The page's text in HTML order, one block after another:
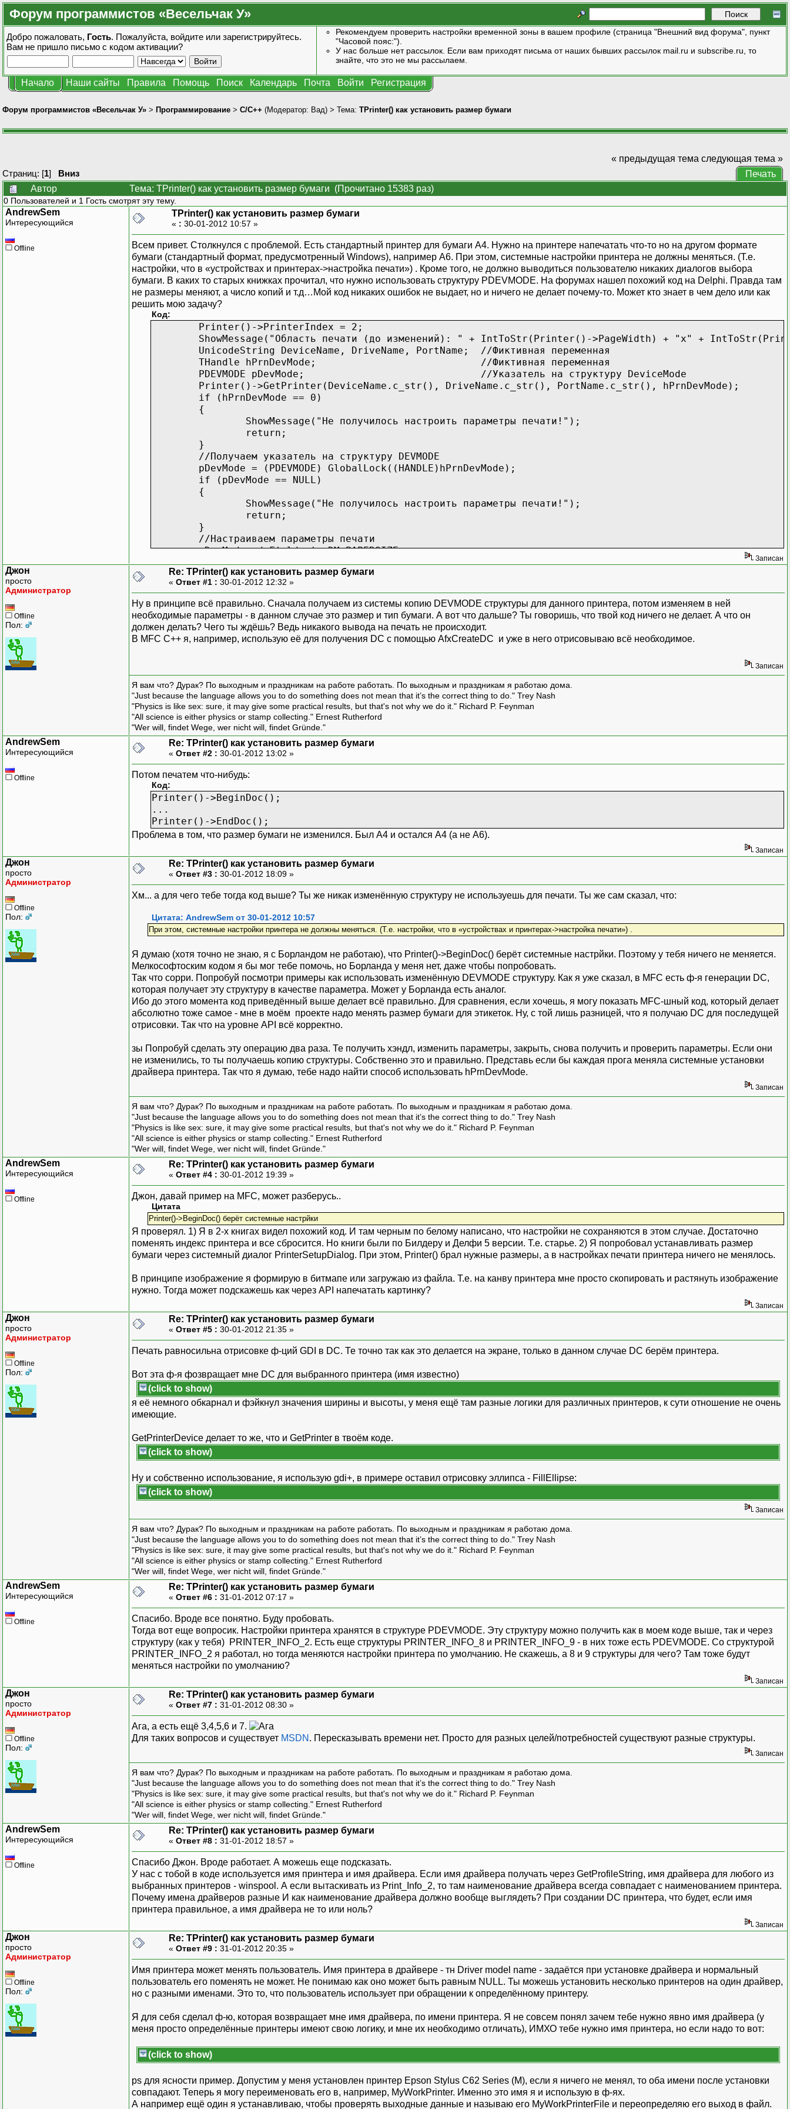
Форум программистов «Весельчак У»
Добро пожаловать, Гость. Пожалуйста, войдите или зарегистрируйтесь.
Вам не пришло письмо с кодом активации?
Рекомендуем проверить настройки временной зоны в вашем профиле (страница "Внешний вид форума", пункт
"Часовой пояс:").
У нас больше нет рассылок. Если вам приходят письма от наших бывших рассылок mail.ru и subscribe.ru, то
знайте, что это не мы рассылаем.
Начало Наши сайты Правила Помощь Поиск Календарь Почта Войти Регистрация
Форум программистов «Весельчак У» > Программирование > C/C++ (Модератор: Вад) > Тема: TPrinter() как установить размер бумаги
Страниц: [1] Вниз
« предыдущая тема следующая тема »
Печать
Автор
Тема: TPrinter() как установить размер бумаги (Прочитано 15383 раз)
0 Пользователей и 1 Гость смотрят эту тему.
AndrewSem
Интересующийся
Offline
TPrinter() как установить размер бумаги
« : 30-01-2012 10:57 »
Всем привет. Столкнулся с проблемой. Есть стандартный принтер для бумаги А4. Нужно на принтере напечатать что-то но на другом формате
бумаги (стандартный формат, предусмотренный Windows), например А6. При этом, системные настройки принтера не должны меняться. (Т.е.
настройки, что в «устройствах и принтерах->настройка печати») . Кроме того, не должно выводиться пользователю никаких диалогов выбора
бумаги. В каких то старых книжках прочитал, что нужно использовать структуру PDEVMODE. На форумах нашел похожий код на Delphi. Правда там
не размеры меняют, а число копий и т.д…Мой код никаких ошибок не выдает, но и ничего не делает почему-то. Может кто знает в чем дело или как
решить мою задачу?
Код:
Printer()->PrinterIndex = 2;
ShowMessage("Область печати (до изменений): " + IntToStr(Printer()->PageWidth) + "x" +
UnicodeString DeviceName, DriveName, PortName; //Фиктивная переменная
THandle hPrnDevMode; //Фиктивная переменная
PDEVMODE pDevMode; //Указатель на структуру DeviceMode
Printer()->GetPrinter(DeviceName.c_str(), DriveName.c_str(), PortName.c_str(), hPrnDevMode);
if (hPrnDevMode == 0)
{
ShowMessage("Не получилось настроить параметры печати!");
return;
}
//Получаем указатель на структуру DEVMODE
pDevMode = (PDEVMODE) GlobalLock((HANDLE)hPrnDevMode);
if (pDevMode == NULL)
{
ShowMessage("Не получилось настроить параметры печати!");
return;
}
//Настраиваем параметры печати
pDevMode->dmFields |= DM_PAPERSIZE;
pDevMode->dmPaperSize = DMPAPER_A6;
//Освобождаем структуру DEVMODE
GlobalUnlock((HANDLE)hPrnDevMode);
ShowMessage("Область печати (после изменений): " + IntToStr(Printer()->PageWidth) + "x" +
Записан
Джон
просто
Администратор
Offline
Пол:
Re: TPrinter() как установить размер бумаги
« Ответ #1 : 30-01-2012 12:32 »
Ну в принципе всё правильно. Сначала получаем из системы копию DEVMODE структуры для данного принтера, потом изменяем в ней
необходимые параметры - в данном случае это размер и тип бумаги. А вот что дальше? Ты говоришь, что твой код ничего не делает. А что он
должен делать? Чего ты ждёшь? Ведь никакого вывода на печать не происходит.
В MFC С++ я, например, использую её для получения DC с помощью AfxCreateDC и уже в него отрисовываю всё необходимое.
Записан
Я вам что? Дурак? По выходным и праздникам на работе работать. По выходным и праздникам я работаю дома.
"Just because the language allows you to do something does not mean that it’s the correct thing to do." Trey Nash
"Physics is like sex: sure, it may give some practical results, but that's not why we do it." Richard P. Feynman
"All science is either physics or stamp collecting." Ernest Rutherford
"Wer will, findet Wege, wer nicht will, findet Gründe."
AndrewSem
Интересующийся
Offline
Re: TPrinter() как установить размер бумаги
« Ответ #2 : 30-01-2012 13:02 »
Потом печатем что-нибудь:
Код:
Printer()->BeginDoc();
...
Printer()->EndDoc();
Проблема в том, что размер бумаги не изменился. Был А4 и остался А4 (а не А6).
Записан
Джон
просто
Администратор
Offline
Пол:
Re: TPrinter() как установить размер бумаги
« Ответ #3 : 30-01-2012 18:09 »
Хм... а для чего тебе тогда код выше? Ты же никак изменённую структуру не используешь для печати. Ты же сам сказал, что:
Цитата: AndrewSem от 30-01-2012 10:57
При этом, системные настройки принтера не должны меняться. (Т.е. настройки, что в «устройствах и принтерах->настройка печати») .
Я думаю (хотя точно не знаю, я с Борландом не работаю), что Printer()->BeginDoc() берёт системные настрйки. Поэтому у тебя ничего не меняется.
Мелкософтоским кодом я бы мог тебе помочь, но Борланда у меня нет, даже чтобы попробовать.
Так что сорри. Попробуй посмотри примеры как использовать изменённую DEVMODE структуру. Как я уже сказал, в MFC есть ф-я генерации DC,
которая получает эту структуру в качестве параметра. Может у Борланда есть аналог.
Ибо до этого момента код приведённый выше делает всё правильно. Для сравнения, если хочешь, я могу показать MFC-шный код, который делает
абсолютно тоже самое - мне в моём проекте надо менять размер бумаги для этикеток. Ну, с той лишь разницей, что я получаю DC для последущей
отрисовки. Так что на уровне API всё корректно.
зы Попробуй сделать эту операцию два раза. Те получить хэндл, изменить параметры, закрыть, снова получить и проверить параметры. Если они
не изменились, то ты получаешь копию структуры. Собственно это и правильно. Представь если бы каждая прога меняла системные установки
драйвера принтера. Так что я думаю, тебе надо найти способ использовать hPrnDevMode.
Записан
Я вам что? Дурак? По выходным и праздникам на работе работать. По выходным и праздникам я работаю дома.
"Just because the language allows you to do something does not mean that it’s the correct thing to do." Trey Nash
"Physics is like sex: sure, it may give some practical results, but that's not why we do it." Richard P. Feynman
"All science is either physics or stamp collecting." Ernest Rutherford
"Wer will, findet Wege, wer nicht will, findet Gründe."
AndrewSem
Интересующийся
Offline
Re: TPrinter() как установить размер бумаги
« Ответ #4 : 30-01-2012 19:39 »
Джон, давай пример на MFC, может разберусь..
Цитата
Printer()->BeginDoc() берёт системные настрйки
Я проверял. 1) Я в 2-х книгах видел похожий код. И там черным по белому написано, что настройки не сохраняются в этом случае. Достаточно
поменять индекс принтера и все сбросится. Но книги были по Билдеру и Делфи 5 версии. Т.е. старье. 2) Я попробовал устанавливать размер
бумаги через системный диалог PrinterSetupDialog. При этом, Printer() брал нужные размеры, а в настройках печати принтера ничего не менялось.
В принципе изображение я формирую в битмапе или загружаю из файла. Т.е. на канву принтера мне просто скопировать и растянуть изображение
нужно. Тогда может подскажешь как через API напечатать картинку?
Записан
Джон
просто
Администратор
Offline
Пол:
Re: TPrinter() как установить размер бумаги
« Ответ #5 : 30-01-2012 21:35 »
Печать равносильна отрисовке ф-ций GDI в DC. Те точно так как это делается на экране, только в данном случае DC берём принтера.
Вот эта ф-я фозвращает мне DC для выбранного принтера (имя известно)
(click to show)
я её немного обкарнал и фэйкнул значения ширины и высоты, у меня ещё там разные логики для различных принтеров, к сути отношение не очень
имеющие.
GetPrinterDevice делает то же, что и GetPrinter в твоём коде.
(click to show)
Ну и собственно использование, я использую gdi+, в примере оставил отрисовку эллипса - FillEllipse:
(click to show)
Записан
Я вам что? Дурак? По выходным и праздникам на работе работать. По выходным и праздникам я работаю дома.
"Just because the language allows you to do something does not mean that it’s the correct thing to do." Trey Nash
"Physics is like sex: sure, it may give some practical results, but that's not why we do it." Richard P. Feynman
"All science is either physics or stamp collecting." Ernest Rutherford
"Wer will, findet Wege, wer nicht will, findet Gründe."
AndrewSem
Интересующийся
Offline
Re: TPrinter() как установить размер бумаги
« Ответ #6 : 31-01-2012 07:17 »
Спасибо. Вроде все понятно. Буду пробовать.
Тогда вот еще вопросик. Настройки принтера хранятся в структуре PDEVMODE. Эту структуру можно получить как в моем коде выше, так и через
структуру (как у тебя) PRINTER_INFO_2. Есть еще структуры PRINTER_INFO_8 и PRINTER_INFO_9 - в них тоже есть PDEVMODE. Со структурой
PRINTER_INFO_2 я работал, но тогда меняются настройки принтера по умолчанию. Не скажешь, а 8 и 9 структуры для чего? Там тоже будут
меняться настройки по умолчанию?
Записан
Джон
просто
Администратор
Offline
Пол:
Re: TPrinter() как установить размер бумаги
« Ответ #7 : 31-01-2012 08:30 »
Ага, а есть ещё 3,4,5,6 и 7.
Для таких вопросов и существует MSDN . Пересказывать времени нет. Просто для разных целей/потребностей существуют разные структуры.
Записан
Я вам что? Дурак? По выходным и праздникам на работе работать. По выходным и праздникам я работаю дома.
"Just because the language allows you to do something does not mean that it’s the correct thing to do." Trey Nash
"Physics is like sex: sure, it may give some practical results, but that's not why we do it." Richard P. Feynman
"All science is either physics or stamp collecting." Ernest Rutherford
"Wer will, findet Wege, wer nicht will, findet Gründe."
AndrewSem
Интересующийся
Offline
Re: TPrinter() как установить размер бумаги
« Ответ #8 : 31-01-2012 18:57 »
Спасибо Джон. Вроде работает. А можешь еще подсказать.
У нас с тобой в коде используется имя принтера и имя драйвера. Если имя драйвера получать через GetProfileString, имя драйвера для любого из
выбранных принтеров - winspool. А если вытаскивать из Print_Info_2, то там наименование драйвера всегда совпадает с наименованием принтера.
Почему имена драйверов разные И как наименование драйвера должно вообще выглядеть? При создании DC принтера, что будет, если имя
принтера правильное, а имя драйвера не то или ноль?
Записан
Джон
просто
Администратор
Offline
Пол:
Re: TPrinter() как установить размер бумаги
« Ответ #9 : 31-01-2012 20:35 »
Имя принтера может менять пользователь. Имя принтера в драйвере - тн Driver model name - задаётся при установке драйвера и нормальный
пользователь его поменять не может. Не понимаю как оно может быть равным NULL. Ты можешь установить несколько принтеров на один драйвер,
но с разными именами. Это то, что пользователь использует при обращении к определённому принтеру.
Я для себя сделал ф-ю, которая возвращает мне имя драйвера, по имени принтера. Я не совсем понял зачем тебе нужно явно имя драйвера (у
меня просто определённые принтеры имеют свою логику, и мне их необходимо отличать), ИМХО тебе нужно имя принтера, но если надо то вот:
(click to show)
ps для ясности пример. Допустим у меня установлен принтер Epson Stylus C62 Series (M), если я ничего не менял, то оба имени после установки
совпадают. Теперь я могу переименовать его в, например, MyWorkPrinter. Именно это имя я и использую в ф-ях.
А например ещё один я устанавливаю, чтобы проверять выходные данные и называю его MyWorkPrinterFile и переопределяю его выход в файл.